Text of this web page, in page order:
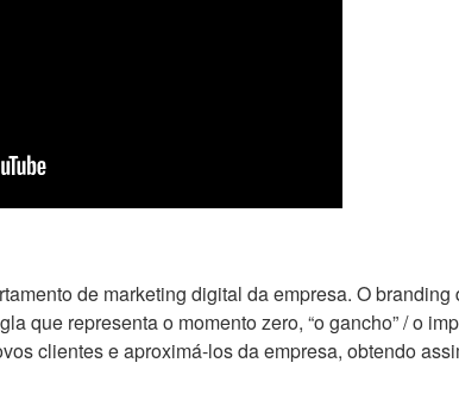
de marketing digital da empresa. O
que representa o momento zero, “o gancho” / o
clientes e aproximá-los da empresa, obtendo